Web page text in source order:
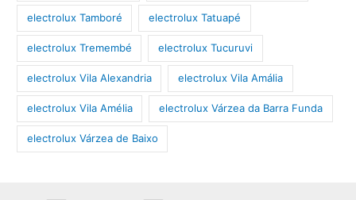
electrolux Tamboré electrolux Tatuapé
electrolux Tremembé electrolux Tucuruvi
electrolux Vila Alexandria electrolux Vila Amália
electrolux Vila Amélia electrolux Várzea da Barra Funda
electrolux Várzea de Baixo